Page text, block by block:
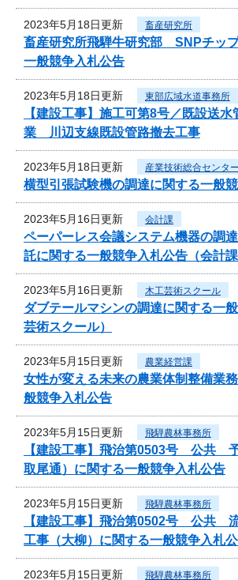
2023年5月18日更新 畜産研究所
畜産研究所飛騨牛研究部 SNPチッ
一般競争入札公告
2023年5月18日更新 東部広域水道事務所
【建設工事】施工可第8号／既設送
業 川辺支線既設管路撤去工事
2023年5月18日更新 産業技術総合センター
横型引張試験機の調達に関する一般
2023年5月16日更新 会計課
ペーパーレス会議システム機器の調
託に関する一般競争入札公告（会計課
2023年5月16日更新 木工芸術スクール
ダブテールマシンの調達に関する一
芸術スクール）
2023年5月15日更新 農業経営課
女性が変える未来の農業体制整備業
般競争入札公告
2023年5月15日更新 飛騨農林事務所
【建設工事】飛治第0503号 公共
取尾通）に関する一般競争入札公告
2023年5月15日更新 飛騨農林事務所
【建設工事】飛治第0502号 公共
工事（大柳）に関する一般競争入札
2023年5月15日更新 飛騨農林事務所